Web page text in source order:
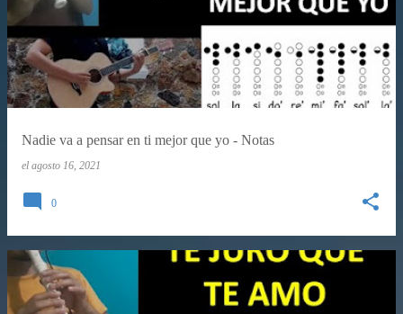
Nadie va a pensar en ti mejor que yo - Notas
el agosto 16, 2021
0